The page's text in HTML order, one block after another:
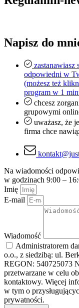
Napisz do
zastanawiasz
odpowiedni w
(możesz też
program w 1
chcesz
grupowymi
uważasz, że
firma chce
Na wiadomości
w godzinach 9:00 –
Imię
E-mail
Wiadomość
Administratorem
o.o., z siedzibą: ul.
REGON: 540725073
przetwarzane w celu
kontaktowy. Więcej
w tym o
prywatności.